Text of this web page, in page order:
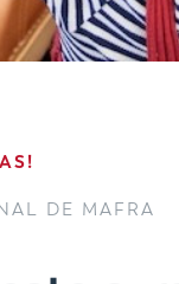
DE MAFRA